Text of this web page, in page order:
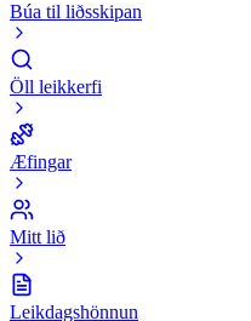
Búa til liðsskipan
Öll leikkerfi
Æfingar
Mitt lið
Leikdagshönnun